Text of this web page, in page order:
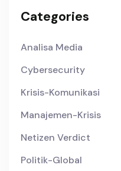
Categories
Analisa Media
Cybersecurity
Krisis-Komunikasi
Manajemen-Krisis
Netizen Verdict
Politik-Global